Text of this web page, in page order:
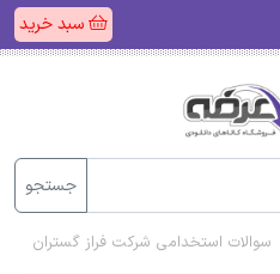
سبد خرید
جستجو
سوالات استخدامی شرکت فراز گستران